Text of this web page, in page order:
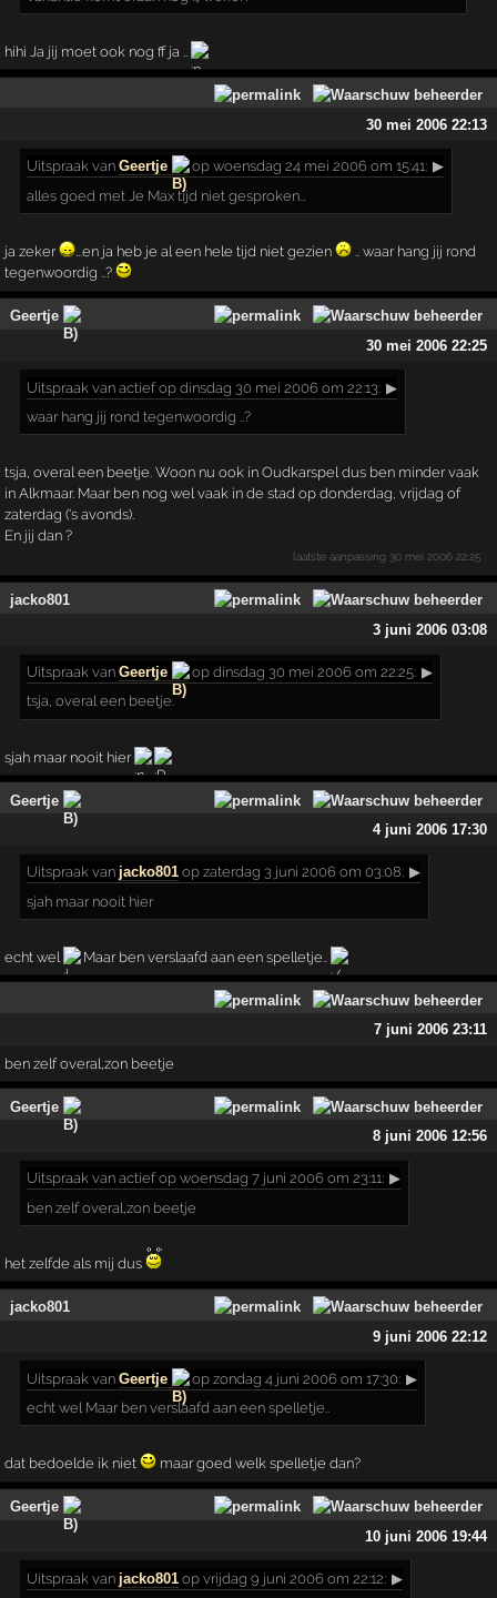
hihi Ja jij moet ook nog ff ja ..
30 mei 2006 22:13
Uitspraak vanGeertje op woensdag 24 mei 2006 om 15:41: ▶
alles goed met Je Max tijd niet gesproken...
ja zeker ...en ja heb je al een hele tijd niet gezien
.. waar hang jij rond
tegenwoordig ..?
Geertje
30 mei 2006 22:25
Uitspraak van actief op dinsdag 30 mei 2006 om 22:13: ▶
waar hang jij rond tegenwoordig ..?
tsja, overal een beetje. Woon nu ook in Oudkarspel dus ben minder vaak
in Alkmaar. Maar ben nog wel vaak in de stad op donderdag, vrijdag of
zaterdag ('s avonds).
En jij dan ?
laatste aanpassing 30 mei 2006 22:25
jacko801
3 juni 2006 03:08
Uitspraak vanGeertje op dinsdag 30 mei 2006 om 22:25: ▶
tsja, overal een beetje.
sjah maar nooit hier
Geertje
4 juni 2006 17:30
Uitspraak van jacko801 op zaterdag 3 juni 2006 om 03:08: ▶
sjah maar nooit hier
echt wel Maar ben verslaafd aan een spelletje..
7 juni 2006 23:11
ben zelf overal,zon beetje
Geertje
8 juni 2006 12:56
Uitspraak van actief op woensdag 7 juni 2006 om 23:11: ▶
ben zelf overal,zon beetje
het zelfde als mij dus
jacko801
9 juni 2006 22:12
Uitspraak vanGeertje op zondag 4 juni 2006 om 17:30: ▶
echt wel Maar ben verslaafd aan een spelletje..
dat bedoelde ik niet maar goed welk spelletje dan?
Geertje
10 juni 2006 19:44
Uitspraak van jacko801 op vrijdag 9 juni 2006 om 22:12: ▶